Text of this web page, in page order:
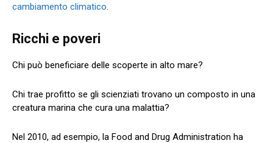
cambiamento climatico.
Ricchi e poveri
Chi può beneficiare delle scoperte in alto mare?
Chi trae profitto se gli scienziati trovano un composto in una
creatura marina che cura una malattia?
Nel 2010, ad esempio, la Food and Drug Administration ha